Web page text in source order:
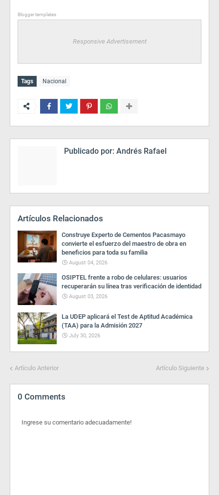
Blogger templates
Responsive Advertisement
Tags Nacional
Publicado por: Andrés Rafael
Artículos Relacionados
Construye Experto de Cementos Pacasmayo
convierte el esfuerzo del maestro de obra en
beneficios para toda su familia
August 04, 2026
OSIPTEL frente a robo de celulares: usuarios
recuperarán su línea tras verificación de identidad
August 03, 2026
La UDEP aplicará el Test de Aptitud Académica
(TAA) para la Admisión 2027
July 30, 2026
Artículo Anterior Artículo Siguiente
0 Comments
Ingrese su comentario adecuadamente!